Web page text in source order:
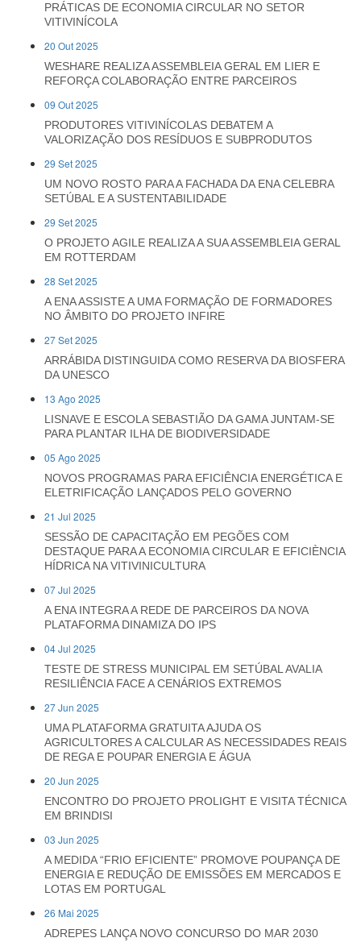
PRÁTICAS DE ECONOMIA CIRCULAR NO SETOR
VITIVINÍCOLA
20 Out 2025
WESHARE REALIZA ASSEMBLEIA GERAL EM LIER E
REFORÇA COLABORAÇÃO ENTRE PARCEIROS
09 Out 2025
PRODUTORES VITIVINÍCOLAS DEBATEM A
VALORIZAÇÃO DOS RESÍDUOS E SUBPRODUTOS
29 Set 2025
UM NOVO ROSTO PARA A FACHADA DA ENA CELEBRA
SETÚBAL E A SUSTENTABILIDADE
29 Set 2025
O PROJETO AGILE REALIZA A SUA ASSEMBLEIA GERAL
EM ROTTERDAM
28 Set 2025
A ENA ASSISTE A UMA FORMAÇÃO DE FORMADORES
NO ÂMBITO DO PROJETO INFIRE
27 Set 2025
ARRÁBIDA DISTINGUIDA COMO RESERVA DA BIOSFERA
DA UNESCO
13 Ago 2025
LISNAVE E ESCOLA SEBASTIÃO DA GAMA JUNTAM-SE
PARA PLANTAR ILHA DE BIODIVERSIDADE
05 Ago 2025
NOVOS PROGRAMAS PARA EFICIÊNCIA ENERGÉTICA E
ELETRIFICAÇÃO LANÇADOS PELO GOVERNO
21 Jul 2025
SESSÃO DE CAPACITAÇÃO EM PEGÕES COM
DESTAQUE PARA A ECONOMIA CIRCULAR E EFICIÈNCIA
HÍDRICA NA VITIVINICULTURA
07 Jul 2025
A ENA INTEGRA A REDE DE PARCEIROS DA NOVA
PLATAFORMA DINAMIZA DO IPS
04 Jul 2025
TESTE DE STRESS MUNICIPAL EM SETÚBAL AVALIA
RESILIÊNCIA FACE A CENÁRIOS EXTREMOS
27 Jun 2025
UMA PLATAFORMA GRATUITA AJUDA OS
AGRICULTORES A CALCULAR AS NECESSIDADES REAIS
DE REGA E POUPAR ENERGIA E ÁGUA
20 Jun 2025
ENCONTRO DO PROJETO PROLIGHT E VISITA TÉCNICA
EM BRINDISI
03 Jun 2025
A MEDIDA “FRIO EFICIENTE” PROMOVE POUPANÇA DE
ENERGIA E REDUÇÃO DE EMISSÕES EM MERCADOS E
LOTAS EM PORTUGAL
26 Mai 2025
ADREPES LANÇA NOVO CONCURSO DO MAR 2030